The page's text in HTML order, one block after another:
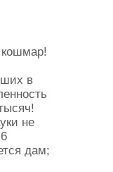
кошмар!
в
не
дам;